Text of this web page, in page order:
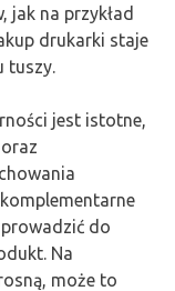
jak na przykład
drukarki staje
tuszy.
jest istotne,
do
Na
może to